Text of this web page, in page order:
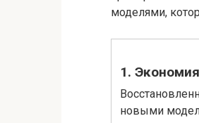
моделями,
1.
новыми